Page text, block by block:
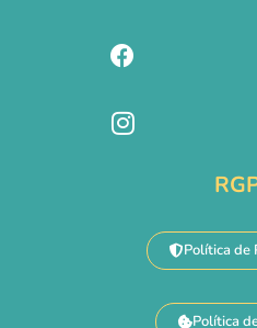
Política de
Política